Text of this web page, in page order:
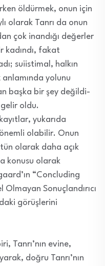
öldürmek, onun için
olarak Tanrı da onun
çok inandığı değerler
kadındı, fakat
suiistimal, halkın
yolunu
başka bir şey değildi-
oldu.
yukarıda
olabilir. Onun
olarak daha açık
konusu olarak
“Concluding
Sonuçlandırıcı
görüşlerini
Tanrı’nın evine,
doğru Tanrı’nın